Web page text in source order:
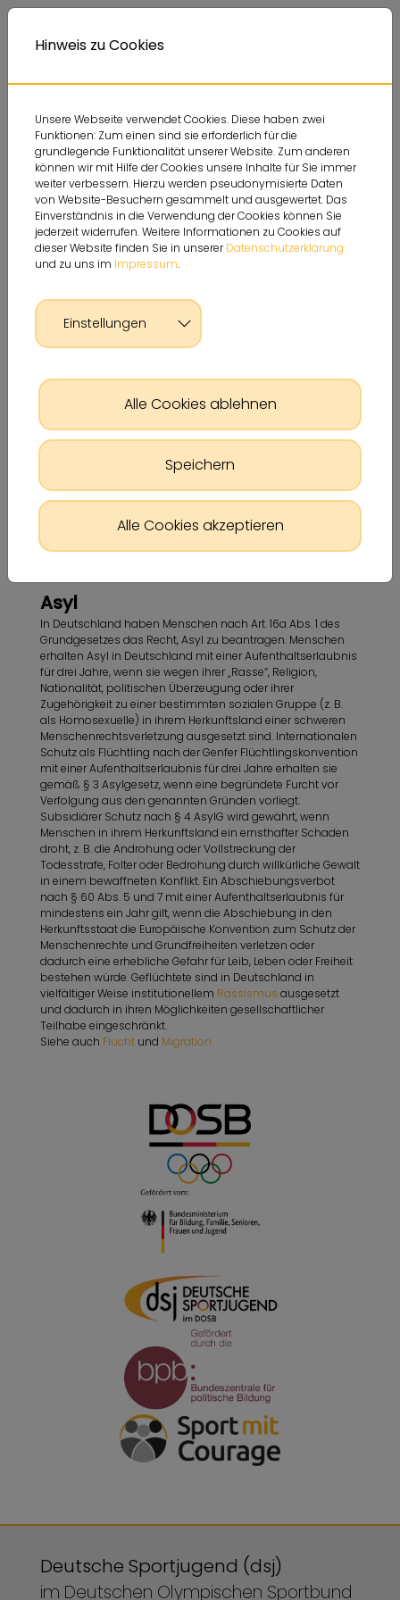
Deutsche Sportjugend Themen Service
Kontrastversion
Glossar Detailseite
Asyl
In Deutschland haben Menschen nach Art. 16a Abs. 1 des
Grundgesetzes das Recht, Asyl zu beantragen. Menschen
erhalten Asyl in Deutschland mit einer Aufenthaltserlaubnis
für drei Jahre, wenn sie wegen ihrer „Rasse“, Religion,
Nationalität, politischen Überzeugung oder ihrer
Zugehörigkeit zu einer bestimmten sozialen Gruppe (z. B.
als Homosexuelle) in ihrem Herkunftsland einer schweren
Menschenrechtsverletzung ausgesetzt sind. Internationalen
Schutz als Flüchtling nach der Genfer Flüchtlingskonvention
mit einer Aufenthaltserlaubnis für drei Jahre erhalten sie
gemäß § 3 Asylgesetz, wenn eine begründete Furcht vor
Verfolgung aus den genannten Gründen vorliegt.
Subsidiärer Schutz nach § 4 AsylG wird gewährt, wenn
Menschen in ihrem Herkunftsland ein ernsthafter Schaden
droht, z. B. die Androhung oder Vollstreckung der
Todesstrafe, Folter oder Bedrohung durch willkürliche Gewalt
in einem bewaffneten Konflikt. Ein Abschiebungsverbot
nach § 60 Abs. 5 und 7 mit einer Aufenthaltserlaubnis für
mindestens ein Jahr gilt, wenn die Abschiebung in den
Herkunftsstaat die Europäische Konvention zum Schutz der
Menschenrechte und Grundfreiheiten verletzen oder
dadurch eine erhebliche Gefahr für Leib, Leben oder Freiheit
bestehen würde. Geflüchtete sind in Deutschland in
vielfältiger Weise institutionellem Rassismus ausgesetzt
und dadurch in ihren Möglichkeiten gesellschaftlicher
Teilhabe eingeschränkt.
Siehe auch Fluchtund Migration
Deutsche Sportjugend (dsj)
im Deutschen Olympischen Sportbund
Hinweis zu Cookies
Unsere Webseite verwendet Cookies. Diese haben zwei
Funktionen: Zum einen sind sie erforderlich für die
grundlegende Funktionalität unserer Website. Zum anderen
können wir mit Hilfe der Cookies unsere Inhalte für Sie immer
weiter verbessern. Hierzu werden pseudonymisierte Daten
von Website-Besuchern gesammelt und ausgewertet. Das
Einverständnis in die Verwendung der Cookies können Sie
jederzeit widerrufen. Weitere Informationen zu Cookies auf
dieser Website finden Sie in unsererDatenschutzerklärung
und zu uns im Impressum.
Einstellungen
Alle Cookies ablehnen
Speichern
Alle Cookies akzeptieren